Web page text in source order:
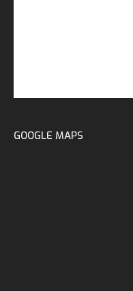
GOOGLE MAPS